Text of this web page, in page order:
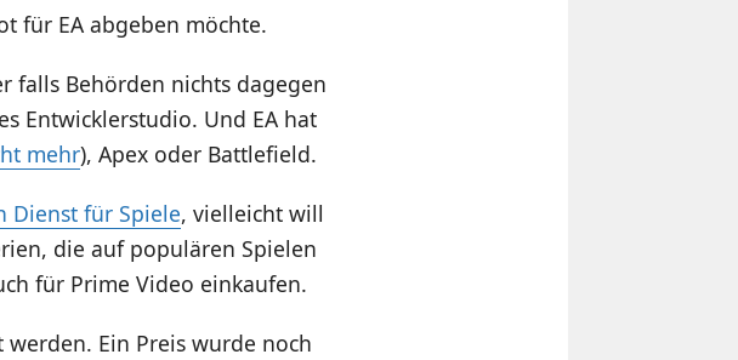
für EA abgeben möchte.
falls Behörden nichts dagegen
Entwicklerstudio. Und EA hat
mehr), Apex oder Battlefield.
Dienst für Spiele, vielleicht will
die auf populären Spielen
für Prime Video einkaufen.
Ein Preis wurde noch